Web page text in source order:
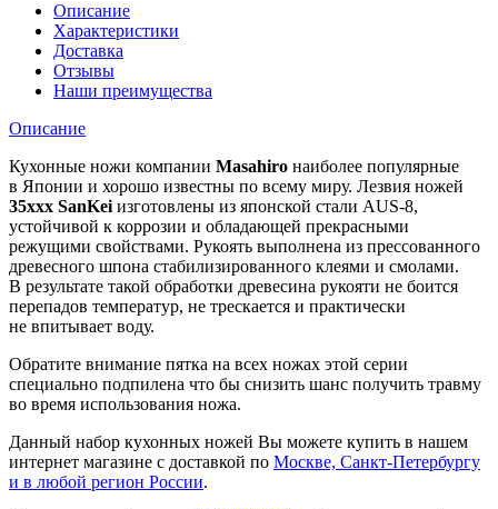
Описание
Характеристики
Доставка
Отзывы
Наши преимущества
Описание
Кухонные ножи компании Masahiro наиболее популярные
в Японии и хорошо известны по всему миру. Лезвия ножей
35xxx SanKei изготовлены из японской стали AUS-8,
устойчивой к коррозии и обладающей прекрасными
режущими свойствами. Рукоять выполнена из прессованного
древесного шпона стабилизированного клеями и смолами.
В результате такой обработки древесина рукояти не боится
перепадов температур, не трескается и практически
не впитывает воду.
Обратите внимание пятка на всех ножах этой серии
специально подпилена что бы снизить шанс получить травму
во время использования ножа.
Данный набор кухонных ножей Вы можете купить в нашем
интернет магазине с доставкой по Москве, Санкт-Петербургу
и в любой регион России.